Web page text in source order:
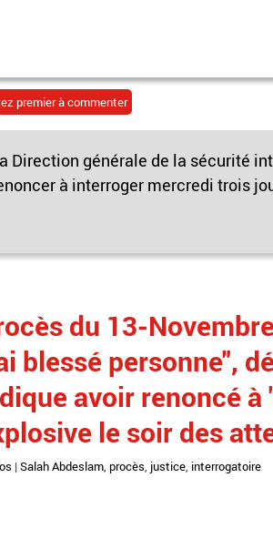
premier à commenter
Direction générale de la sécurité
à interroger mercredi trois
du 13-
blessé personne",
avoir renoncé
le soir des
| Salah Abdeslam procès justice interrogatoire